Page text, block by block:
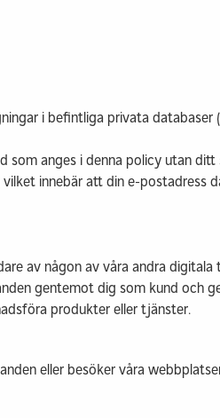
i befintliga privata databaser
anges i denna policy utan
innebär att din e-postadress
av någon av våra andra
gentemot dig som kund och
produkter eller tjänster.
eller besöker våra